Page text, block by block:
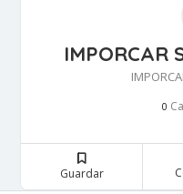
IMPORCAR
0
Guardar